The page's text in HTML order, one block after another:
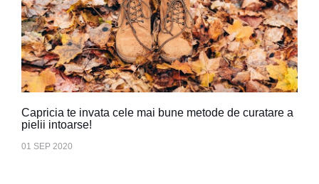
Capricia te invata cele mai bune metode de curatare a
pielii intoarse!
01 SEP 2020